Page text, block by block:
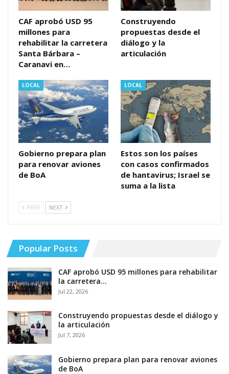
CAF aprobó USD 95
millones para
rehabilitar la carretera
Santa Bárbara –
Caranavi en…
Construyendo
propuestas desde el
diálogo y la
articulación
LOCAL
Gobierno prepara plan
para renovar aviones
de BoA
LOCAL
Estos son los países
con casos confirmados
de hantavirus; Israel se
suma a la lista
PREV NEXT
Popular Posts
CAF aprobó USD 95 millones para rehabilitar
la carretera…
Jul 22, 2026
Construyendo propuestas desde el diálogo y
la articulación
Jul 7, 2026
Gobierno prepara plan para renovar aviones
de BoA